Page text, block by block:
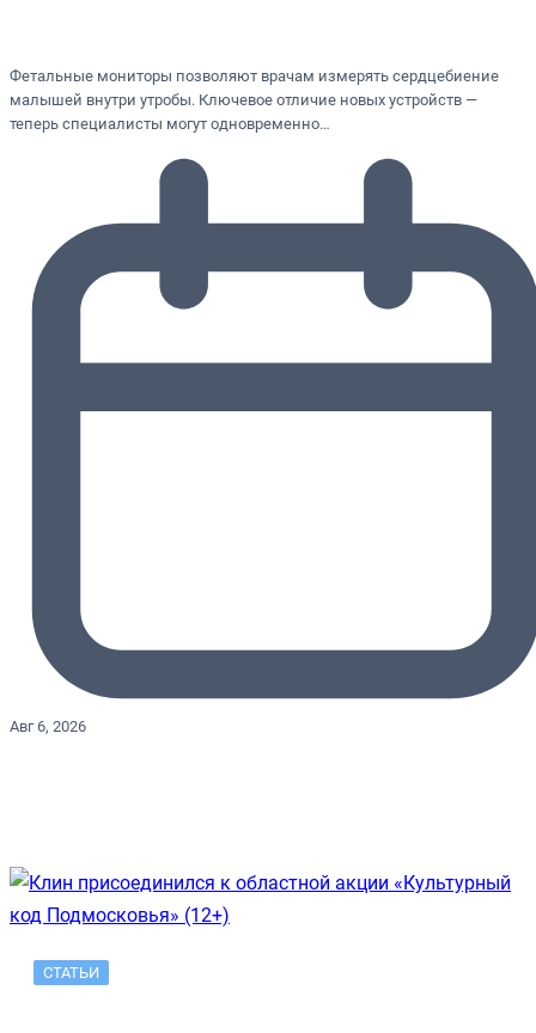
Фетальные мониторы позволяют врачам измерять сердцебиение
малышей внутри утробы. Ключевое отличие новых устройств —
теперь специалисты могут одновременно…
Авг 6, 2026
СТАТЬИ